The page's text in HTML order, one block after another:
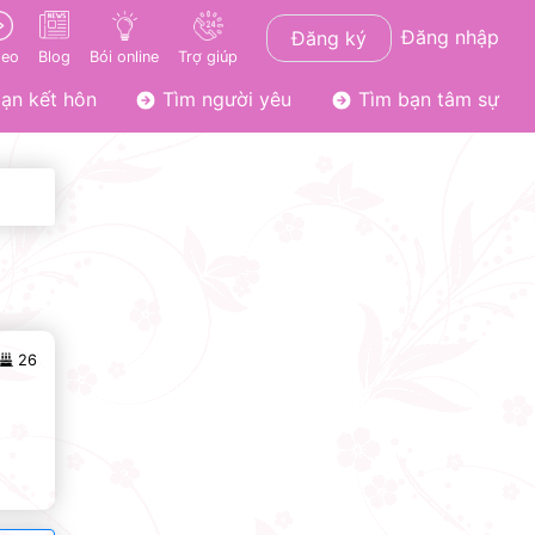
Blog Bói online Trợ giúp
Đăng ký Đăng nhập
kết hôn Tìm người yêu Tìm bạn tâm sự
26